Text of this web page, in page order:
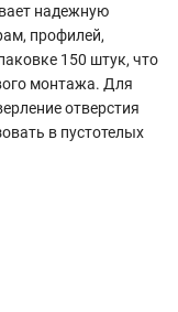
надежную
профилей,
150 штук, что
монтажа. Для
отверстия
в пустотелых